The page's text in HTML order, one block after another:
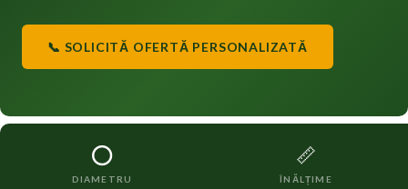
📞 SOLICITĂ OFERTĂ PERSONALIZATĂ
⭕
DIAMETRU
📏
ÎNĂLȚIME